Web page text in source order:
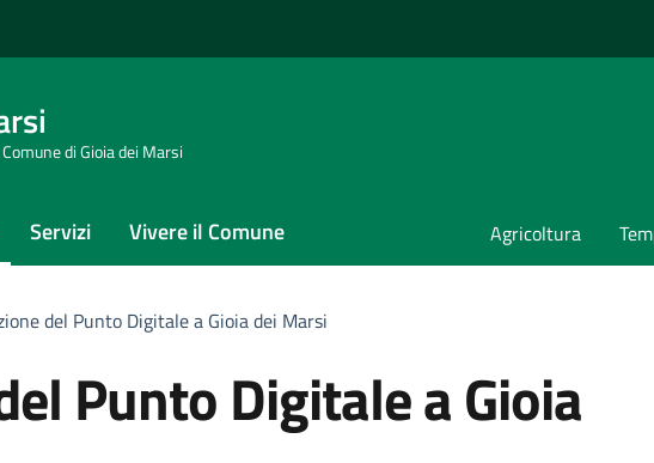
di Gioia dei Marsi
Servizi Vivere il Comune Agricoltura
del Punto Digitale a Gioia dei Marsi
Punto Digitale a Gioia